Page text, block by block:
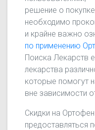
решение о
необходимо
и крайне важно
по применению
Поиска Лекарств
лекарства
которые помогут
вне зависимости
Скидки на
предоставляться